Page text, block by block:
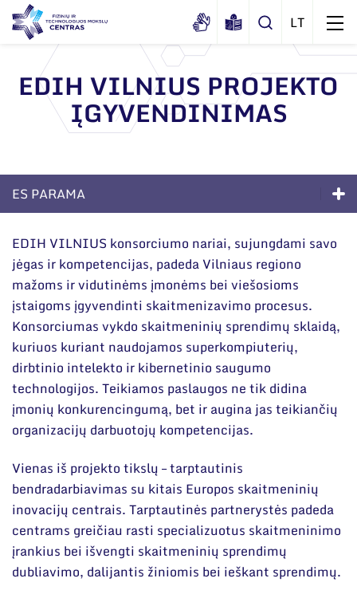
Apie mus
Dokumentai
Sertifikatai ir akreditavimo pažymėjimai
Duomenų apsauga
Darbuotojams
Nuorodos
Narystė nacionalinėse ir tarptautinėse
organizacijose bei asociacijose
Administracija
Administraciniai skyriai
Moksliniai skyriai
Mokslo taryba
Tarptautinė patarėjų taryba
Mokslininkai emeritai
Renginiai
Tinklalaidės
Leidiniai
Bendri rekvizitai
Administracija
Darbuotojų kontaktai
EDIH VILNIUS PROJEKTO
ĮGYVENDINIMAS
ES PARAMA
Sprendimai verslui
Akredituotos paslaugos
Technologijų perdavimas
ES parama
Susisiekite su mumis
EDIH VILNIUS konsorciumo nariai, sujungdami savo
jėgas ir kompetencijas, padeda Vilniaus regiono
mažoms ir vidutinėms įmonėms bei viešosioms
įstaigoms įgyvendinti skaitmenizavimo procesus.
Konsorciumas vykdo skaitmeninių sprendimų sklaidą,
kuriuos kuriant naudojamos superkompiuterių,
dirbtinio intelekto ir kibernetinio saugumo
technologijos. Teikiamos paslaugos ne tik didina
įmonių konkurencingumą, bet ir augina jas teikiančių
organizacijų darbuotojų kompetencijas.
Vienas iš projekto tikslų – tarptautinis
bendradarbiavimas su kitais Europos skaitmeninių
inovacijų centrais. Tarptautinės partnerystės padeda
centrams greičiau rasti specializuotus skaitmeninimo
įrankius bei išvengti skaitmeninių sprendimų
dubliavimo, dalijantis žiniomis bei ieškant sprendimų.